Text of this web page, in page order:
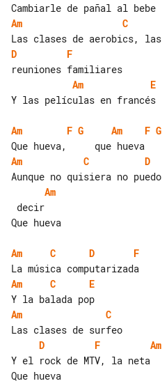
Am
C
D
F
Am
E
Y las películas en francés
Am F G Am F G
Am
C D
Am
Que hueva
Am C D
F
Am
C
E
Am
C
D
F
Am
Y el rock de MTV, la neta
Que hueva